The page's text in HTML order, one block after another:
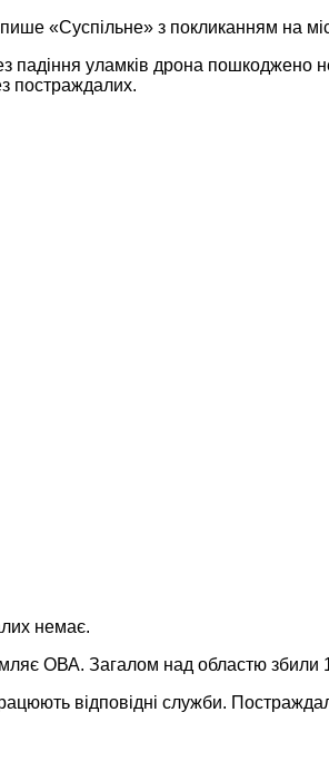
«Суспільне» з покликанням на
падіння уламків дрона
постраждалих.
немає.
ОВА. Загалом над областю збили
відповідні служби.